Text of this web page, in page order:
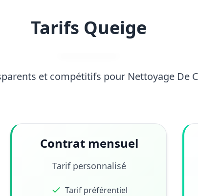
Tarifs Queige
et compétitifs pour Nettoyage De
Contrat mensuel
Tarif personnalisé
Tarif préférentiel